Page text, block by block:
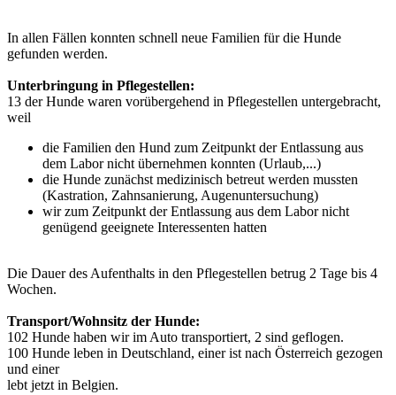
In allen Fällen konnten schnell neue Familien für die Hunde
gefunden werden.
Unterbringung in Pflegestellen:
13 der Hunde waren vorübergehend in Pflegestellen untergebracht,
weil
die Familien den Hund zum Zeitpunkt der Entlassung aus
dem Labor nicht übernehmen konnten (Urlaub,...)
die Hunde zunächst medizinisch betreut werden mussten
(Kastration, Zahnsanierung, Augenuntersuchung)
wir zum Zeitpunkt der Entlassung aus dem Labor nicht
genügend geeignete Interessenten hatten
Die Dauer des Aufenthalts in den Pflegestellen betrug 2 Tage bis 4
Wochen.
Transport/Wohnsitz der Hunde:
102 Hunde haben wir im Auto transportiert, 2 sind geflogen.
100 Hunde leben in Deutschland, einer ist nach Österreich gezogen
und einer
lebt jetzt in Belgien.